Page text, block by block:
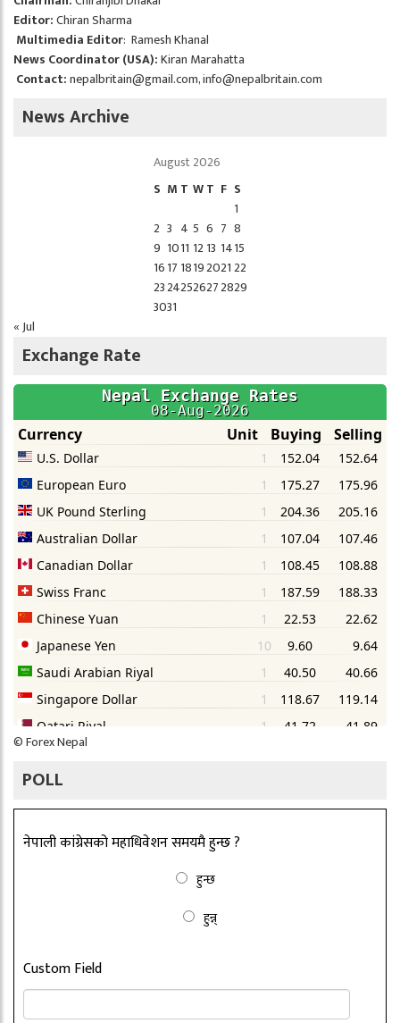
Editor:Chiran Sharma
Multimedia Editor: Ramesh Khanal
News Coordinator (USA):Kiran Marahatta
Contact:nepalbritain@gmail.com,info@nepalbritain.com
News Archive
August 2026
S M T WT F S
1
2 3 4 5 6 7 8
9 1011 12 13 1415
1617 1819202122
23242526272829
3031
« Jul
Exchange Rate
©Forex Nepal
POLL
नेपाली कांग्रेसको महाधिवेशन समयमै हुन्छ ?
हुन्छ
हुन्न्
Custom Field